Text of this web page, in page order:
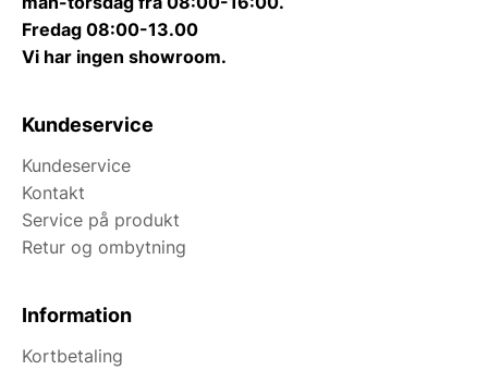
Fredag 08:00-13.00
Vi har ingen showroom.
Kundeservice
Kundeservice
Kontakt
Service på produkt
Retur og ombytning
Information
Kortbetaling